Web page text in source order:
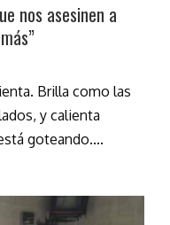
nos asesinen a
Brilla como las
y calienta
goteando....